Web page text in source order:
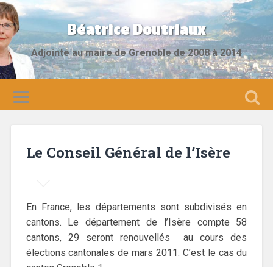
Béatrice Doutriaux
Adjointe au maire de Grenoble de 2008 à 2014
Le Conseil Général de l’Isère
En France, les départements sont subdivisés en
cantons. Le département de l’Isère compte 58
cantons, 29 seront renouvellés au cours des
élections cantonales de mars 2011. C’est le cas du